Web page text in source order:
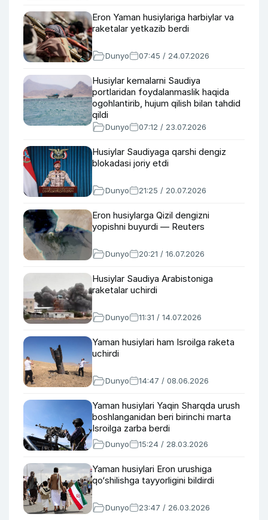
Eron Yaman husiylariga harbiylar va
raketalar yetkazib berdi
Dunyo 07:45 / 24.07.2026
Husiylar kemalarni Saudiya
portlaridan foydalanmaslik haqida
ogohlantirib, hujum qilish bilan tahdid
qildi
Dunyo 07:12 / 23.07.2026
Husiylar Saudiyaga qarshi dengiz
blokadasi joriy etdi
Dunyo 21:25 / 20.07.2026
Eron husiylarga Qizil dengizni
yopishni buyurdi — Reuters
Dunyo 20:21 / 16.07.2026
Husiylar Saudiya Arabistoniga
raketalar uchirdi
Dunyo 11:31 / 14.07.2026
Yaman husiylari ham Isroilga raketa
uchirdi
Dunyo 14:47 / 08.06.2026
Yaman husiylari Yaqin Sharqda urush
boshlanganidan beri birinchi marta
Isroilga zarba berdi
Dunyo 15:24 / 28.03.2026
Yaman husiylari Eron urushiga
qo‘shilishga tayyorligini bildirdi
Dunyo 23:47 / 26.03.2026